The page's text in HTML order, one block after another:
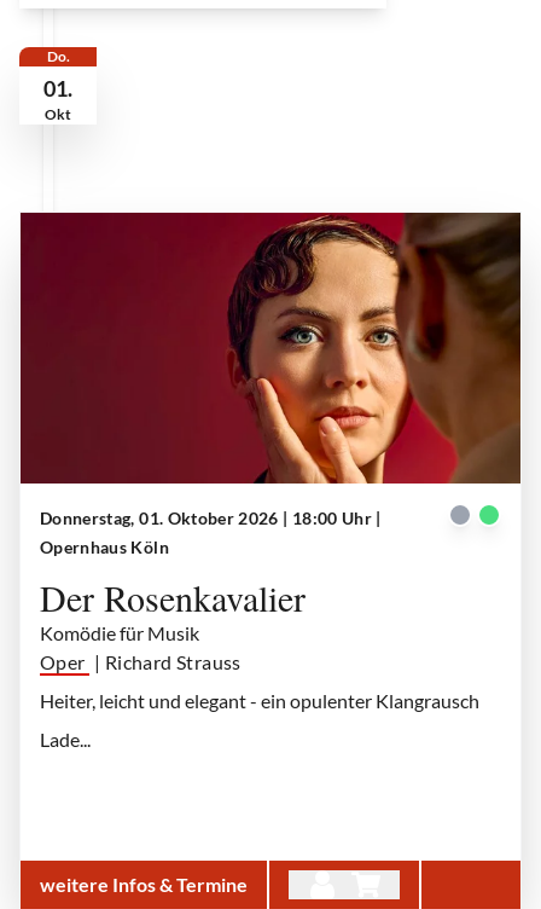
Do.
01.
Okt
Donnerstag, 01. Oktober 2026 | 18:00 Uhr |
Opernhaus Köln
Der Rosenkavalier
Komödie für Musik
Oper | Richard Strauss
Heiter, leicht und elegant - ein opulenter Klangrausch
Lade...
weitere Infos & Termine